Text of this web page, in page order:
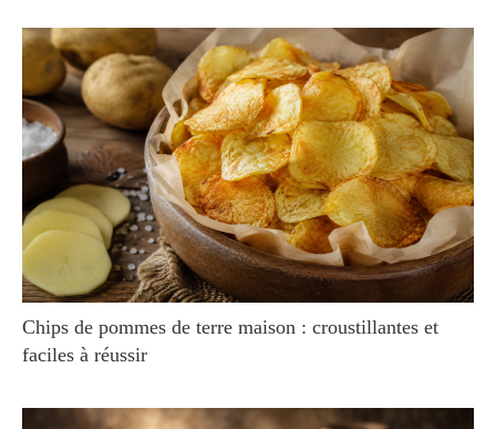
Chips de pommes de terre maison : croustillantes et
faciles à réussir